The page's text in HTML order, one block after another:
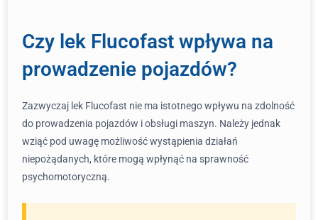
Czy lek Flucofast wpływa na
prowadzenie pojazdów?
Zazwyczaj lek Flucofast nie ma istotnego wpływu na zdolność
do prowadzenia pojazdów i obsługi maszyn. Należy jednak
wziąć pod uwagę możliwość wystąpienia działań
niepożądanych, które mogą wpłynąć na sprawność
psychomotoryczną.